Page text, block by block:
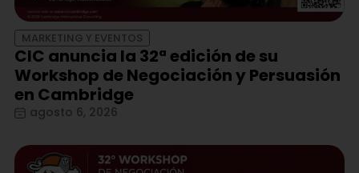
MARKETING Y EVENTOS
CIC anuncia la 32ª edición de su
Workshop de Negociación y Persuasión
en Cambridge
agosto 6, 2026